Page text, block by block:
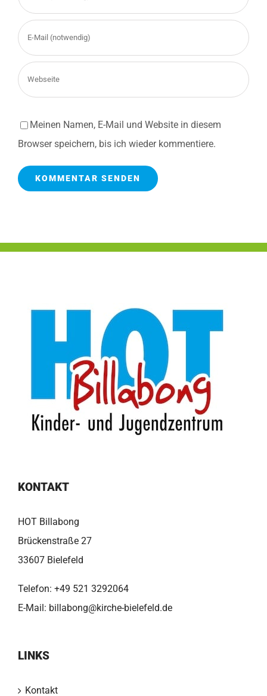
Meinen Namen, E-Mail und Website in diesem
Browser speichern, bis ich wieder kommentiere.
KONTAKT
HOT Billabong
Brückenstraße 27
33607 Bielefeld
Telefon: +49 521 3292064
E-Mail: billabong@kirche-bielefeld.de
LINKS
Kontakt